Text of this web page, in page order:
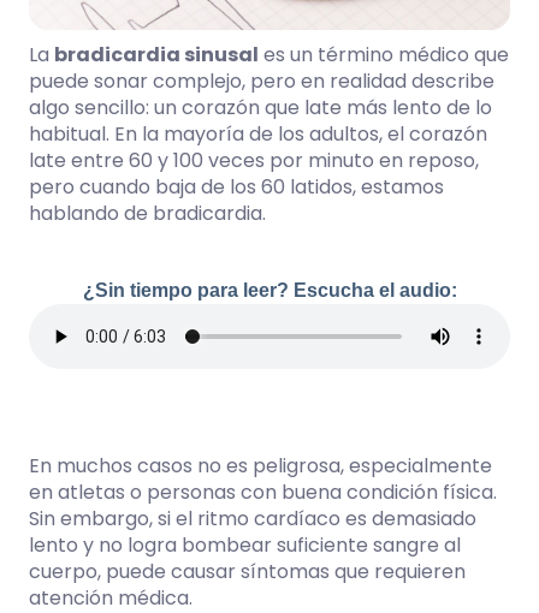
La bradicardia sinusal es un término médico que
puede sonar complejo, pero en realidad describe
algo sencillo: un corazón que late más lento de lo
habitual. En la mayoría de los adultos, el corazón
late entre 60 y 100 veces por minuto en reposo,
pero cuando baja de los 60 latidos, estamos
hablando de bradicardia.
¿Sin tiempo para leer? Escucha el audio:
En muchos casos no es peligrosa, especialmente
en atletas o personas con buena condición física.
Sin embargo, si el ritmo cardíaco es demasiado
lento y no logra bombear suficiente sangre al
cuerpo, puede causar síntomas que requieren
atención médica.